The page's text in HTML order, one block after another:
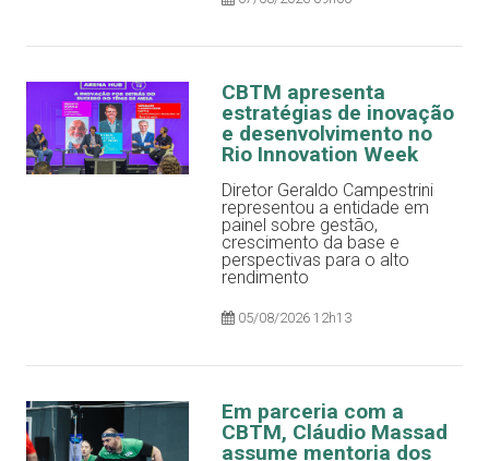
CBTM apresenta
estratégias de inovação
e desenvolvimento no
Rio Innovation Week
Diretor Geraldo Campestrini
representou a entidade em
painel sobre gestão,
crescimento da base e
perspectivas para o alto
rendimento
05/08/2026 12h13
Em parceria com a
CBTM, Cláudio Massad
assume mentoria dos